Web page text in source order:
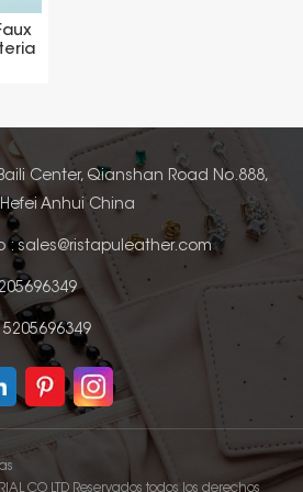
Center, Qianshan Road No.888,
Anhui China
: sales@ristapuleather.com
CO LTD Reservados todos los derechos